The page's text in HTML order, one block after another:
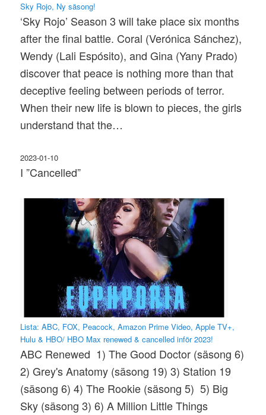
Sky Rojo, Ny säsong!
‘Sky Rojo’ Season 3 will take place six months
after the final battle. Coral (Verónica Sánchez),
Wendy (Lali Espósito), and Gina (Yany Prado)
discover that peace is nothing more than that
deceptive feeling between periods of terror.
When their new life is blown to pieces, the girls
understand that the…
2023-01-10
I ”Cancelled”
Lista: ABC, FOX, Peacock, Amazon Prime Video, Apple TV+,
Hulu & HBO/ HBO Max renewed & cancelled inför 2023!
ABC Renewed 1) The Good Doctor (säsong 6)
2) Grey's Anatomy (säsong 19) 3) Station 19
(säsong 6) 4) The Rookie (säsong 5) 5) Big
Sky (säsong 3) 6) A Million Little Things